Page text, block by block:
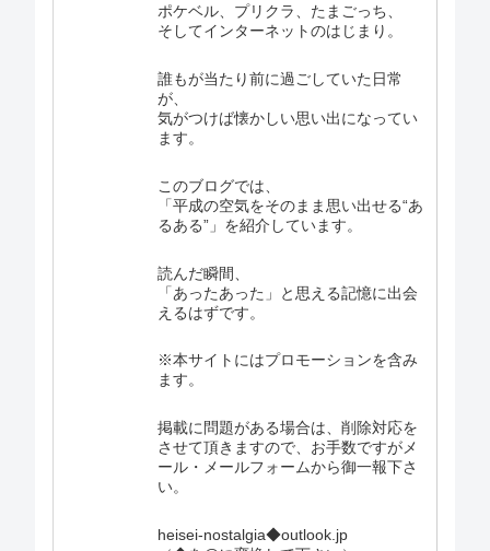
ポケベル、プリクラ、たまごっち、
そしてインターネットのはじまり。
誰もが当たり前に過ごしていた日常
が、
気がつけば懐かしい思い出になってい
ます。
このブログでは、
「平成の空気をそのまま思い出せる“あ
るある”」を紹介しています。
読んだ瞬間、
「あったあった」と思える記憶に出会
えるはずです。
※本サイトにはプロモーションを含み
ます。
掲載に問題がある場合は、削除対応を
させて頂きますので、お手数ですがメ
ール・メールフォームから御一報下さ
い。
heisei-nostalgia◆outlook.jp